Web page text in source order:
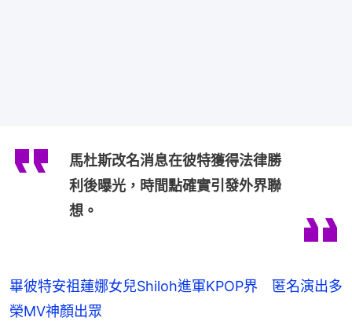
馬杜斯改名消息在彼特獲得法律勝
利後曝光，時間點確實引發外界聯
想。
畢彼特安祖蓮娜女兒Shiloh進軍KPOP界 匿名演出多
榮MV神顏出眾